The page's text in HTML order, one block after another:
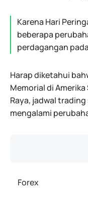
Karena Hari
beberapa
perdagangan
Harap diketahui
Memorial di
Raya, jadwal
mengalami
Forex